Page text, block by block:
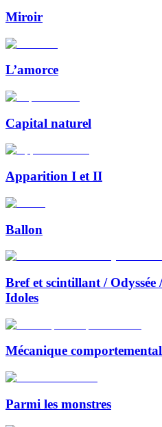
Miroir
L’amorce
Capital naturel
Apparition I et II
Ballon
Bref et scintillant /
Idoles
Mécanique
Parmi les monstres